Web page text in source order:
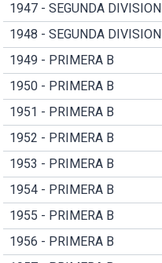
1947 - SEGUNDA DIVISION
1948 - SEGUNDA DIVISION
1949 - PRIMERA B
1950 - PRIMERA B
1951 - PRIMERA B
1952 - PRIMERA B
1953 - PRIMERA B
1954 - PRIMERA B
1955 - PRIMERA B
1956 - PRIMERA B